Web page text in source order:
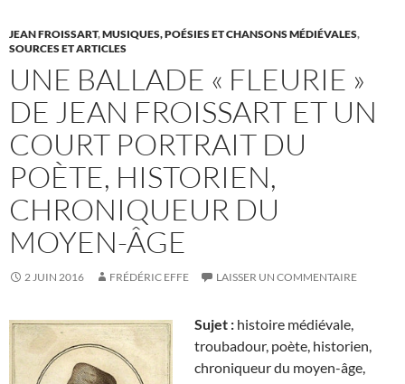
JEAN FROISSART,MUSIQUES, POÉSIES ET CHANSONS MÉDIÉVALES,
SOURCES ET ARTICLES
UNE BALLADE « FLEURIE »
DE JEAN FROISSART ET UN
COURT PORTRAIT DU
POÈTE, HISTORIEN,
CHRONIQUEUR DU
MOYEN-ÂGE
2 JUIN 2016 FRÉDÉRIC EFFE LAISSER UN COMMENTAIRE
Sujet : histoire médiévale,
troubadour, poète, historien,
chroniqueur du moyen-âge,